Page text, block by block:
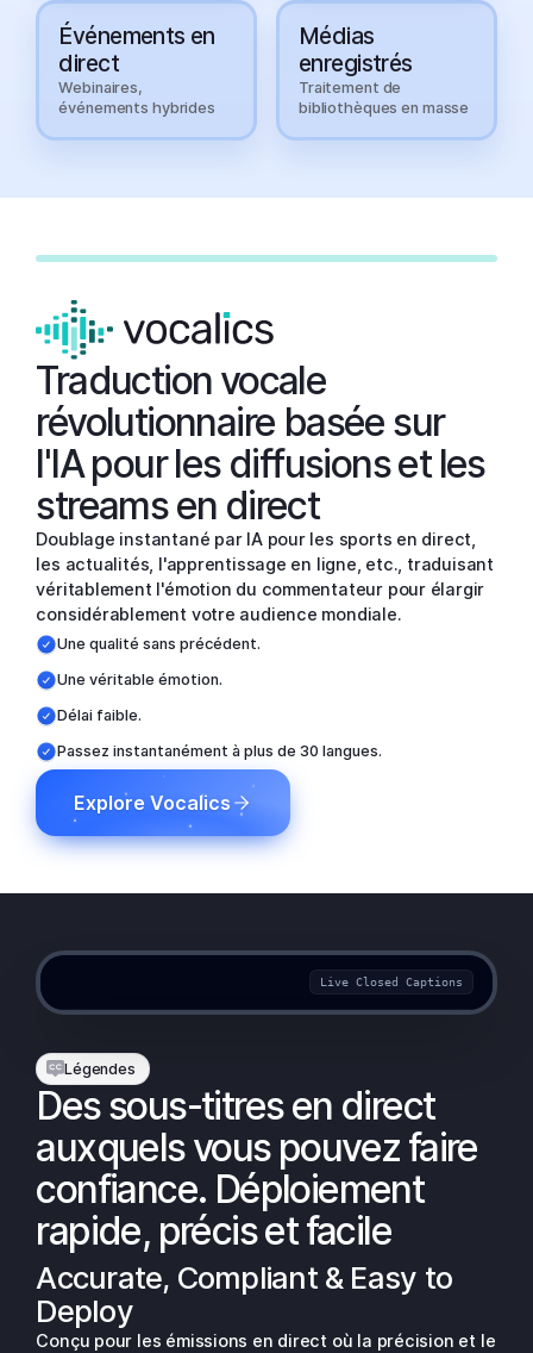
Événements en
direct
Webinaires,
événements hybrides
Médias
enregistrés
Traitement de
bibliothèques en masse
Traduction vocale
révolutionnaire basée sur
l'IA pour les diffusions et les
streams en direct
Doublage instantané par IA pour les sports en direct,
les actualités, l'apprentissage en ligne, etc., traduisant
véritablement l'émotion du commentateur pour élargir
considérablement votre audience mondiale.
Une qualité sans précédent.
Une véritable émotion.
Délai faible.
Passez instantanément à plus de 30 langues.
Explore Vocalics
Live Closed Captions
you're back home again.
Légendes
Des sous-titres en direct
auxquels vous pouvez faire
confiance. Déploiement
rapide, précis et facile
Accurate, Compliant & Easy to
Deploy
Conçu pour les émissions en direct où la précision et le